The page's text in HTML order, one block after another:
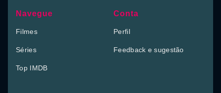
Navegue
Filmes
Séries
Top IMDB
Conta
Perfil
Feedback e sugestão